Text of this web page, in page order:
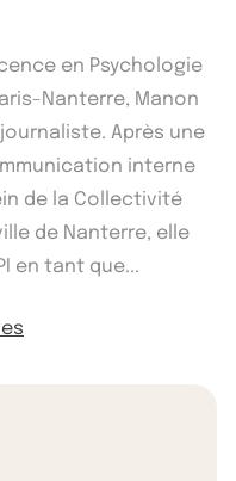
en Psychologie
Nanterre, Manon
Après une
interne
de la Collectivité
de Nanterre, elle
en tant que...